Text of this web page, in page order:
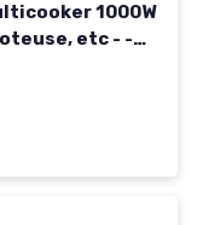
1000W
etc - -
& livre